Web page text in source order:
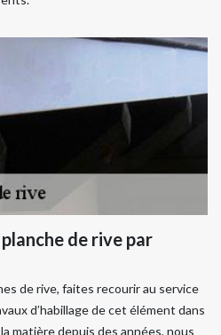
de rive par
de rive, faites recourir au service
d’habillage de cet élément dans
matière depuis des années, nous